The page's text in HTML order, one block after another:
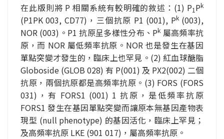
在此版則將 P 相關系統有較明確的敘述：(1) P1 Pk
(P1PK 003, CD77)，三個抗原 P1 (001), Pk (003),
NOR (003)。P1 抗原呈多樣性分布、Pk 屬高頻率抗
原，而 NOR 屬低頻率抗原。NOR 也是發生在基因
單點突變才發生的，臨床上也罕見。(2) 紅血球醣脂
Globoside (GLOB 028) 有 P(001) 及 PX2(002) 二個
抗原，兩個抗原都是高頻率抗原。(3) FORS (FORS
031)，有 FORS1 (001) 1 抗原，是低頻率抗原
FORS1 發生在基因單點突變而讓原本無基因產物表
現型 (null phenotype) 的基因活化，臨床上罕見；
及高頻率抗原 LKE (901 017)，屬高頻率抗原。